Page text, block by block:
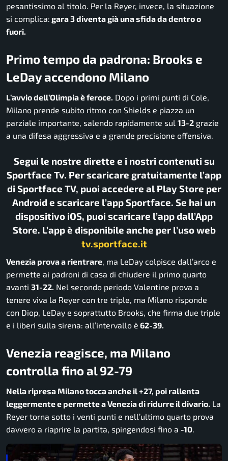
pesantissimo al titolo. Per la Reyer, invece, la situazione
si complica: gara 3 diventa già una sfida da dentro o
fuori.
Primo tempo da padrona: Brooks e
LeDay accendono Milano
L’avvio dell’Olimpia è feroce. Dopo i primi punti di Cole,
Milano prende subito ritmo con Shields e piazza un
parziale importante, salendo rapidamente sul 13-2 grazie
a una difesa aggressiva e a grande precisione offensiva.
Segui le nostre dirette e i nostri contenuti su
Sportface Tv. Per scaricare gratuitamente l’app
di Sportface TV, puoi accedere al Play Store per
Android e scaricare l’app Sportface. Se hai un
dispositivo iOS, puoi scaricare l’app dall’App
Store. L’app è disponibile anche per l’uso web
tv.sportface.it
Venezia prova a rientrare, ma LeDay colpisce dall’arco e
permette ai padroni di casa di chiudere il primo quarto
avanti 31-22. Nel secondo periodo Valentine prova a
tenere viva la Reyer con tre triple, ma Milano risponde
con Diop, LeDay e soprattutto Brooks, che firma due triple
e i liberi sulla sirena: all’intervallo è 62-39.
Venezia reagisce, ma Milano
controlla fino al 92-79
Nella ripresa Milano tocca anche il +27, poi rallenta
leggermente e permette a Venezia di ridurre il divario. La
Reyer torna sotto i venti punti e nell’ultimo quarto prova
davvero a riaprire la partita, spingendosi fino a -10